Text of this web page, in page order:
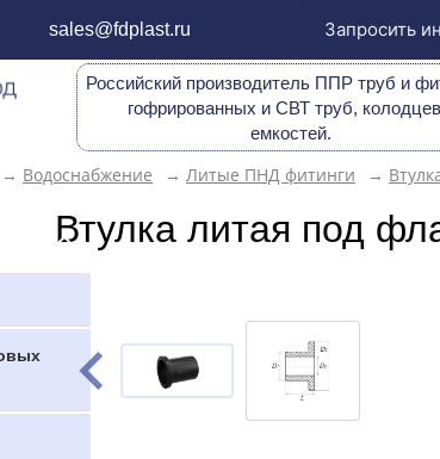
sales@fdplast.ru Запросить
Российский производитель ППР труб и
гофрированных и СВТ труб,
емкостей.
→ Водоснабжение → Литые ПНД фитинги →
Втулка литая под